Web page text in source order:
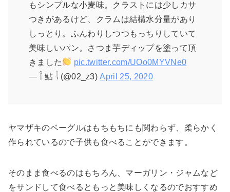
もシンプルな小麦味。クラストには少しカサ
つきがあるけど、クラムは結構水分量があり
しっとり。ふんわりしつつもっちりしていて
美味しいパン。さつま芋ディップを塗って頂
きました
pic.twitter.com/UOo0MYVNe0
— 𓌉 鮎 𓇋 (@02_z3)April 25, 2020
ヤマザキのベーグルはもちもちにも関わらず、柔らかく
作られているので子供も食べることができます。
そのまま食べるのはもちろん、マーガリン・ジャムなど
をサンドして食べるともっと美味しくなるのでおすすめ